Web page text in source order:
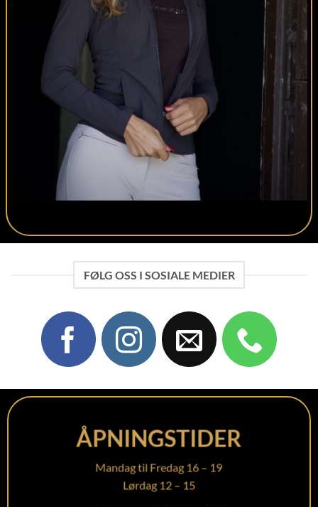
FØLG OSS I SOSIALE MEDIER
ÅPNINGSTIDER
Mandag til Fredag 16 – 19
Lørdag 12 – 15